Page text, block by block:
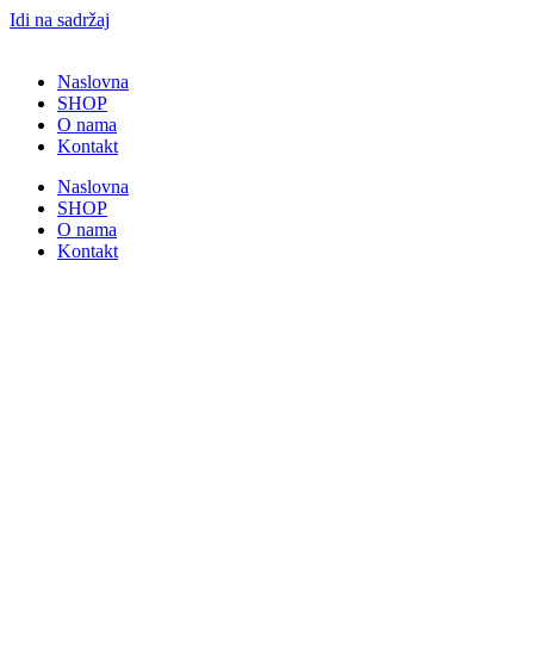
Idi na sadržaj
Naslovna
SHOP
O nama
Kontakt
Naslovna
SHOP
O nama
Kontakt